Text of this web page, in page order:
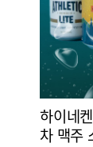
하이네
차 맥주